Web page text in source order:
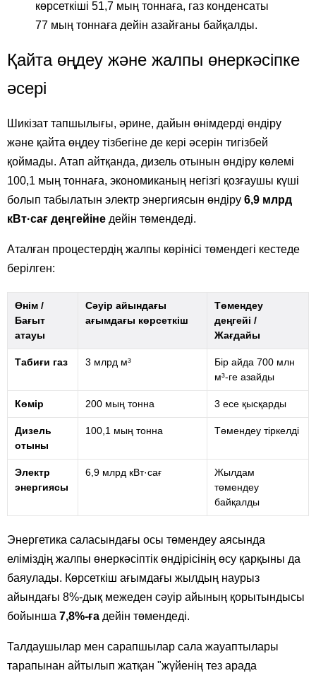
көрсеткіші 51,7 мың тоннаға, газ конденсаты
77 мың тоннаға дейін азайғаны байқалды.
Қайта өңдеу және жалпы өнеркәсіпке
әсері
Шикізат тапшылығы, әрине, дайын өнімдерді өндіру
және қайта өңдеу тізбегіне де кері әсерін тигізбей
қоймады. Атап айтқанда, дизель отынын өндіру көлемі
100,1 мың тоннаға, экономиканың негізгі қозғаушы күші
болып табылатын электр энергиясын өндіру 6,9 млрд
кВт·сағ деңгейіне дейін төмендеді.
Аталған процестердің жалпы көрінісі төмендегі кестеде
берілген:
Өнім /
Бағыт
атауы
Сәуір айындағы
ағымдағы көрсеткіш
Төмендеу
деңгейі /
Жағдайы
Табиғи газ 3 млрд м³
Бір айда 700 млн
м³-ге азайды
Көмір 200 мың тонна 3 есе қысқарды
Дизель
отыны
100,1 мың тонна Төмендеу тіркелді
Электр
энергиясы
6,9 млрд кВт·сағ
Жылдам
төмендеу
байқалды
Энергетика саласындағы осы төмендеу аясында
еліміздің жалпы өнеркәсіптік өндірісінің өсу қарқыны да
баяулады. Көрсеткіш ағымдағы жылдың наурыз
айындағы 8%-дық межеден сәуір айының қорытындысы
бойынша 7,8%-ға дейін төмендеді.
Талдаушылар мен сарапшылар сала жауаптылары
тарапынан айтылып жатқан "жүйенің тез арада